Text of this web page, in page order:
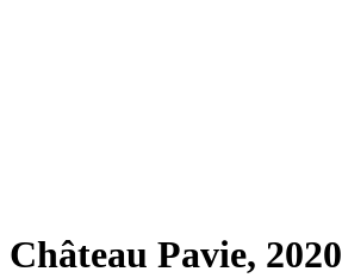
Château Pavie, 2020